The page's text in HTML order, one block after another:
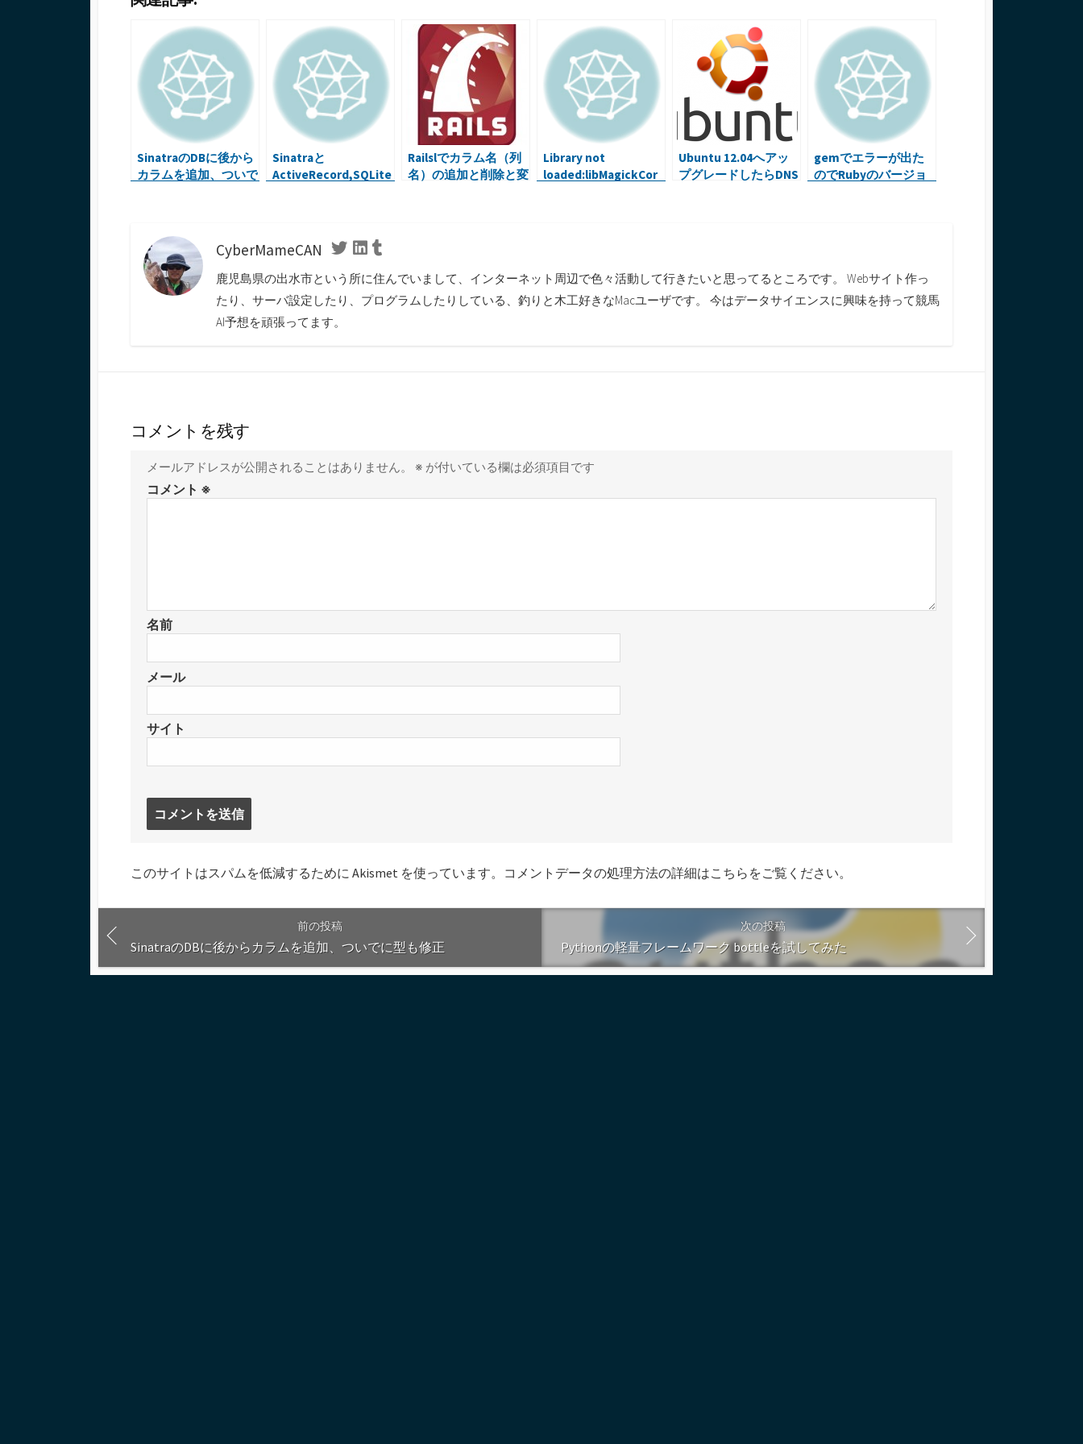
b
o
o
k
tt
er bl
r
n
a
ot
e
SinatraのDBに後から
カラムを追加、ついで
Sinatraと
ActiveRecord,SQLite
Railslでカラム名（列
名）の追加と削除と変
Library not
loaded:libMagickCor
Ubuntu 12.04へアッ
プグレードしたらDNS
gemでエラーが出た
のでRubyのバージョ
CyberMameCAN TwitterLinkedin
鹿児島県の出水市という所に住んでいまして、インターネット周辺で色々活動して行きたいと思ってるところです。 Webサイト作っ
たり、サーバ設定したり、プログラムしたりしている、釣りと木工好きなMacユーザです。 今はデータサイエンスに興味を持って競馬
AI予想を頑張ってます。
コメントを残す
メールアドレスが公開されることはありません。 ※ が付いている欄は必須項目です
コメント ※
名前
メール
サイト
す
このサイトはスパムを低減するために Akismet を使っています。 コメントデータの処理方法の詳細はこちらをご覧ください。
前の投稿
SinatraのDBに後からカラムを追加、ついでに型も修正
次の投稿
Pythonの軽量フレームワーク bottleを試してみた